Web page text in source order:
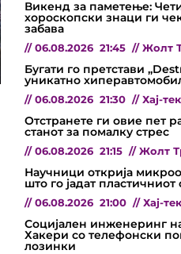
Викенд за паметење:
хороскопски знаци ги
забава
// 06.08.2026 21:45 // Жолт
Бугати го претстави
уникатно
// 06.08.2026 21:30 // Хај-тек
Отстранете ги овие пет
станот за помалку стрес
// 06.08.2026 21:15 // Жолт
Научници открија
што го јадат пластичниот
// 06.08.2026 21:00 // Хај-тек
Социјален инженеринг
Хакери со телефонски
лозинки